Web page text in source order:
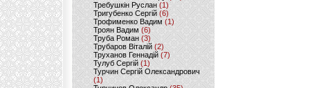
Требушкін Руслан (1)
Тригубенко Сергій(6)
Трофименко Вадим (1)
Троян Вадим (6)
Труба Роман(3)
Трубаров Віталій (2)
Труханов Геннадій (7)
Тулуб Сергій(1)
Турчин Сергій Олександрович
(1)